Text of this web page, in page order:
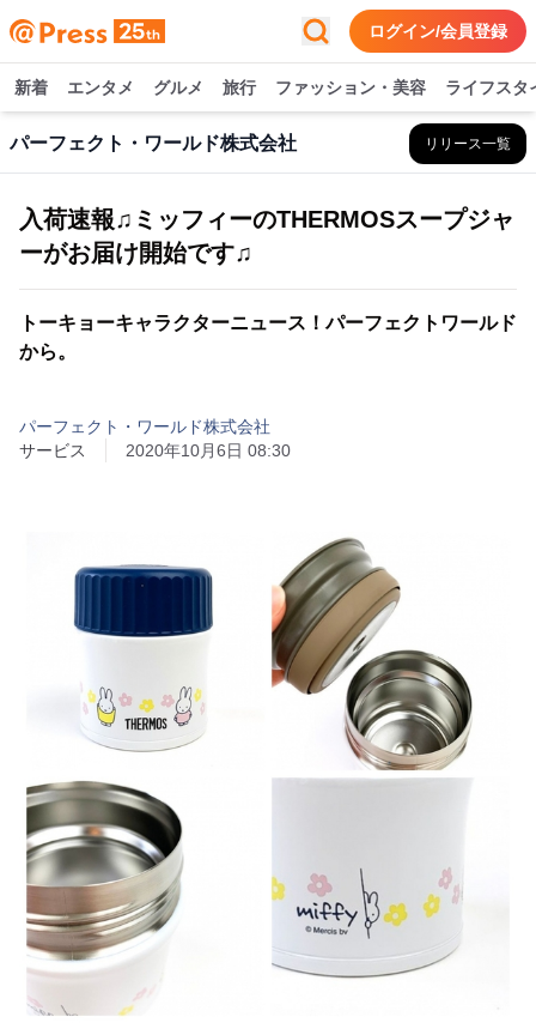
ログイン/会員登録
新着 エンタメ グルメ 旅行 ファッション・美容 ライフスタ
パーフェクト・ワールド株式会社 リリース一覧
入荷速報♫ミッフィーのTHERMOSスープジャ
ーがお届け開始です♫
トーキョーキャラクターニュース！パーフェクトワールド
から。
パーフェクト・ワールド株式会社
サービス
2020年10月6日 08:30